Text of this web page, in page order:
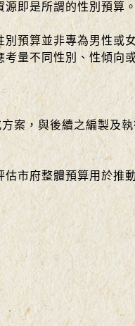
即是所謂的性別預算。
預算並非專為男性或
量不同性別、性傾向
，與後續之編製及執
市府整體預算用於推